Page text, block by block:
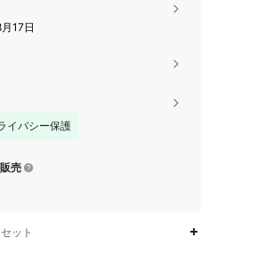
17日
イバシー保護
売
ット